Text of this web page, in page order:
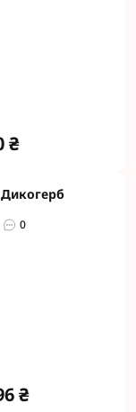
₴
0
₴